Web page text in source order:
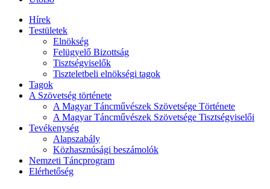
Hírek
Testületek
Elnökség
Felügyelő Bizottság
Tisztségviselők
Tiszteletbeli elnökségi tagok
Tagok
A Szövetség története
A Magyar Táncművészek Szövetsége Története
A Magyar Táncművészek Szövetsége Tisztségviselői
Tevékenység
Alapszabály
Közhasznúsági beszámolók
Nemzeti Táncprogram
Elérhetőség